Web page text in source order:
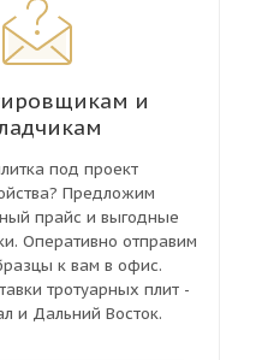
и
под проект
Предложим
прайс и выгодные
Оперативно отправим
к вам в офис.
тротуарных плит -
и Дальний Восток.